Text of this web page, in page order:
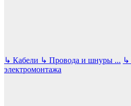
↳ Кабели ↳ Провода и шнуры ... ↳
электромонтажа